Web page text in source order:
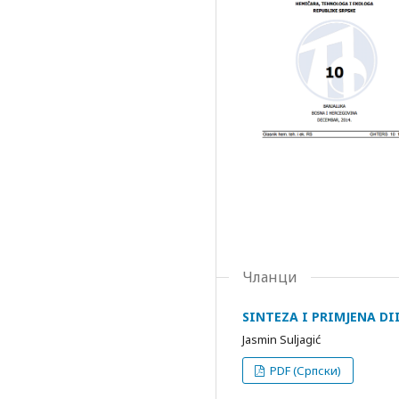
Чланци
SINTEZA I PRIMJENA
Jasmin Suljagić
PDF (Српски)